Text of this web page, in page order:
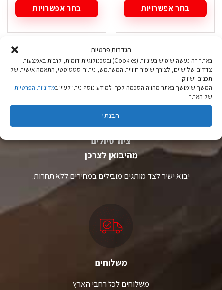
הגדרות פרטיות
באתר זה נעשה שימוש בעוגיות (Cookies) ובטכנולוגיות דומות, לרבות באמצעות
צדדים שלישיים, לצורך שיפור חוויית המשתמש, ניתוח סטטיסטי, התאמה אישית של
תכנים ושיווק.
המשך שימושך באתר מהווה הסכמה לכך. למידע נוסף ניתן לעיין במדיניות הפרטיות
של האתר.
הבנתי
בחר אפשרויות
זה
סוגים.
ניתן
לבחור
את
האפשרויות
בעמוד
בחר אפשרויות
זה
מספר
סוגים.
ניתן
את
בעמוד
ציוד טיולים
מהיבואן לצרכן
יבוא ישיר לצד מותגים מובילים במחירים ללא תחרות.
משלוחים
משלוחים לכל רחבי הארץ